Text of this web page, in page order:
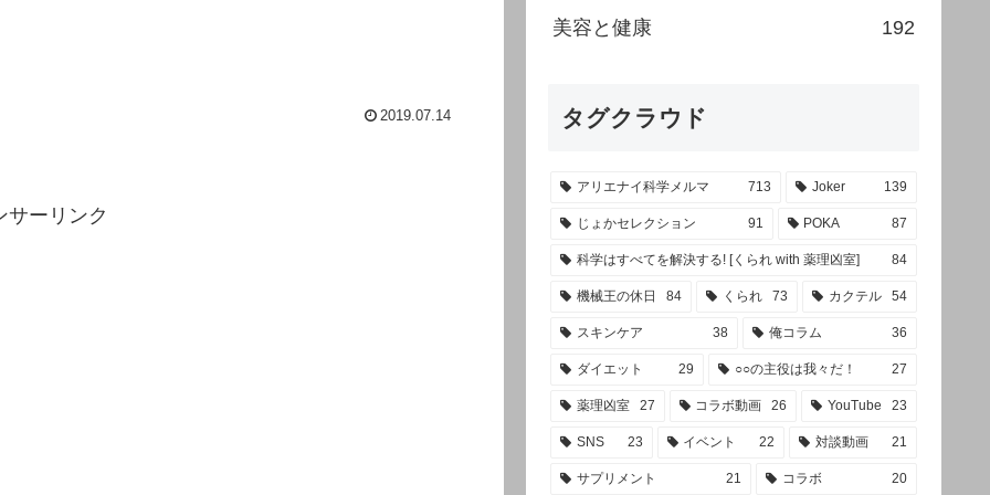
2019.07.14
サーリンク
美容と健康 192
タグクラウド
アリエナイ科学メルマ 713 Joker 139
じょかセレクション 91 POKA 87
科学はすべてを解決する! [くられ with 薬理凶室] 84
機械王の休日 84 くられ 73 カクテル 54
スキンケア 38 俺コラム 36
ダイエット 29 ○○の主役は我々だ！ 27
薬理凶室 27 コラボ動画 26 YouTube 23
SNS 23 イベント 22 対談動画 21
サプリメント 21 コラボ 20